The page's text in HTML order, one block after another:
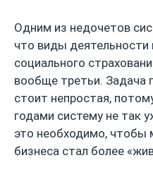
Одним из недочетов
что виды деятельности
социального
вообще третьи. Задача
стоит непростая,
годами систему не так
это необходимо, чтобы
бизнеса стал более